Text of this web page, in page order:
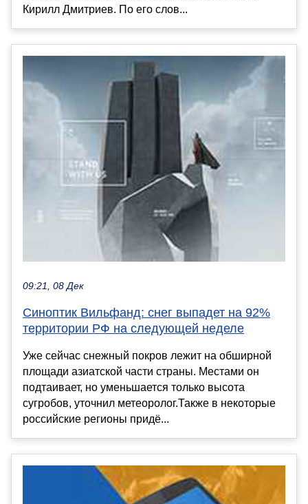
Кирилл Дмитриев. По его слов...
09:21, 08 Дек
Синоптик Вильфанд: снег выпадет на 92%
территории РФ на следующей неделе
Уже сейчас снежный покров лежит на обширной
площади азиатской части страны. Местами он
подтаивает, но уменьшается только высота
сугробов, уточнил метеоролог.Также в некоторые
российские регионы придё...